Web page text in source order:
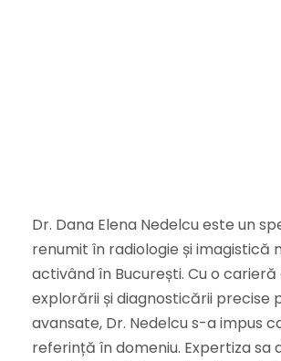
Dr. Dana Elena Nedelcu este un
renumit în radiologie și imagistică
activând în București. Cu o
explorării și diagnosticării precise
avansate, Dr. Nedelcu s-a impus
referință în domeniu. Expertiza sa